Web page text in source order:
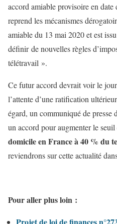
accord amiable provisoire en
reprend les mécanismes
amiable du 13 mai 2020 et est
définir de nouvelles règles
télétravail ».
Ce futur accord devrait voir le
l’attente d’une ratification
égard, un communiqué de presse
un accord pour augmenter le seuil
domicile en France à 40 % du
reviendrons sur cette actualité
Pour aller plus loin :
Projet de loi de finances